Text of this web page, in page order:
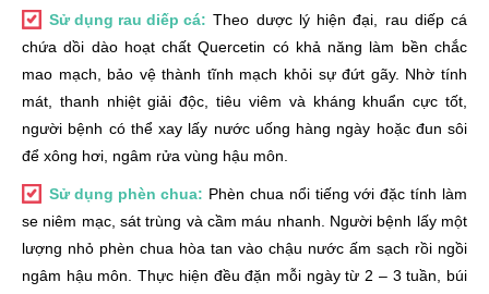
Sử dụng rau diếp cá: Theo dược lý hiện đại, rau diếp cá
chứa dồi dào hoạt chất Quercetin có khả năng làm bền chắc
mao mạch, bảo vệ thành tĩnh mạch khỏi sự đứt gãy. Nhờ tính
mát, thanh nhiệt giải độc, tiêu viêm và kháng khuẩn cực tốt,
người bệnh có thể xay lấy nước uống hàng ngày hoặc đun sôi
để xông hơi, ngâm rửa vùng hậu môn.
Sử dụng phèn chua: Phèn chua nổi tiếng với đặc tính làm
se niêm mạc, sát trùng và cầm máu nhanh. Người bệnh lấy một
lượng nhỏ phèn chua hòa tan vào chậu nước ấm sạch rồi ngồi
ngâm hậu môn. Thực hiện đều đặn mỗi ngày từ 2 – 3 tuần, búi